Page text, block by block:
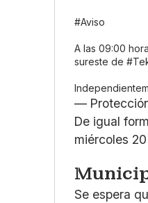
#Aviso
A las 09:00
sureste de
—
De igual
miércoles
Se espera